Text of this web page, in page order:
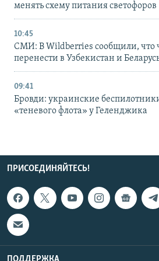
менять схему питания светофоров
10:45
СМИ: В Wildberries сообщили, что
перенести в Узбекистан и
09:41
Бровди: украинские
«теневого флота» у Геленджика
ПРИСОЕДИНЯЙТЕСЬ!